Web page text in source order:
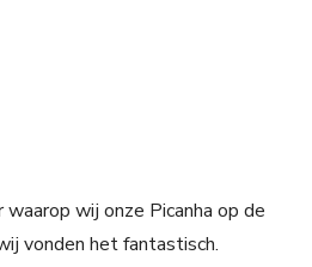
waarop wij onze Picanha op de
vonden het fantastisch.